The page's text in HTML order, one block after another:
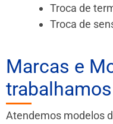
Troca de
Troca de
Marcas e
trabalhamos
Atendemos modelos